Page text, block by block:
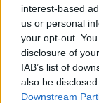
interest-based
us or personal
your opt-out.
disclosure of
IAB’s list of
also be
Downstream
5